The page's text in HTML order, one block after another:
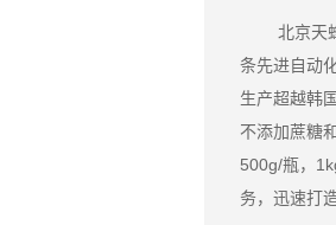
北京天
条先进自动
生产超越韩
不添加蔗糖
500g/瓶，
务，迅速打